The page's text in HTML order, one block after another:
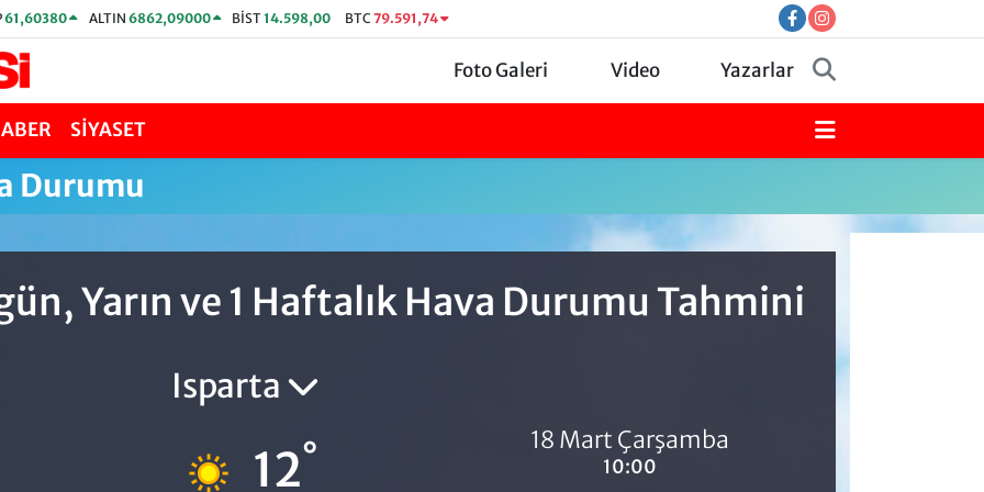
61,60380 ALTIN 6862,09000 BİST14.598,00 BTC 79.591,74
Foto Galeri Video Yazarlar
SİYASET
Durumu
Yarın ve 1 Haftalık Hava Durumu Tahmini
Isparta
12° 18 Mart Çarşamba
10:00